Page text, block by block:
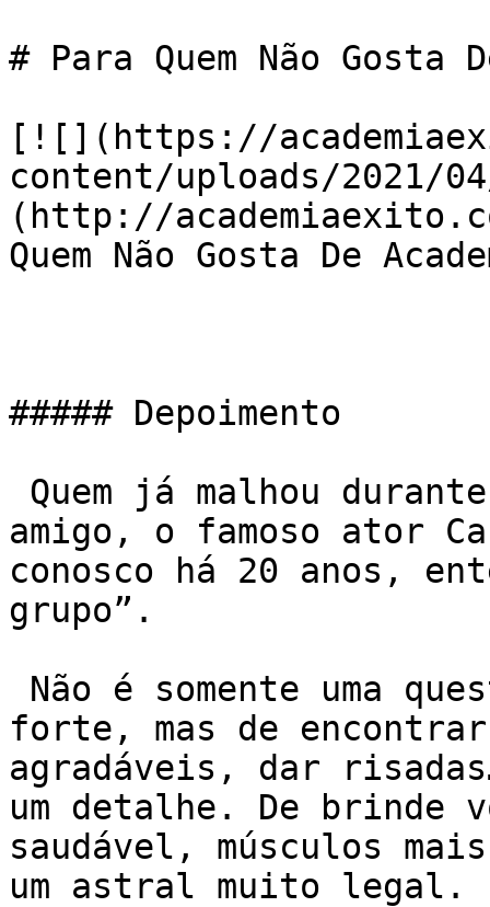
# Para Quem Não Gosta
[![](https://
content/uploads/2021/
(http://
Quem Não Gosta De
##### Depoimento
amigo, o famoso ator
conosco há 20 anos,
grupo”.
forte, mas de
agradáveis, dar
um detalhe. De brinde
saudável, músculos
um astral muito legal.